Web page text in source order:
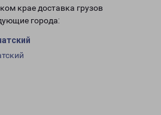
крае доставка грузов
города: